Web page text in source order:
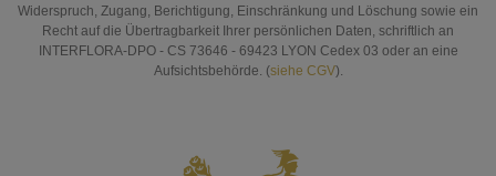
Widerspruch, Zugang, Berichtigung, Einschränkung und Löschung sowie ein
Recht auf die Übertragbarkeit Ihrer persönlichen Daten, schriftlich an
INTERFLORA-DPO - CS 73646 - 69423 LYON Cedex 03 oder an eine
Aufsichtsbehörde. (siehe CGV).